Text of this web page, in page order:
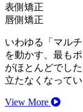
表側矯正
唇側矯正
いわゆる「マル
を動かす、最も
がほとんどでし
立たなくなってい
View More